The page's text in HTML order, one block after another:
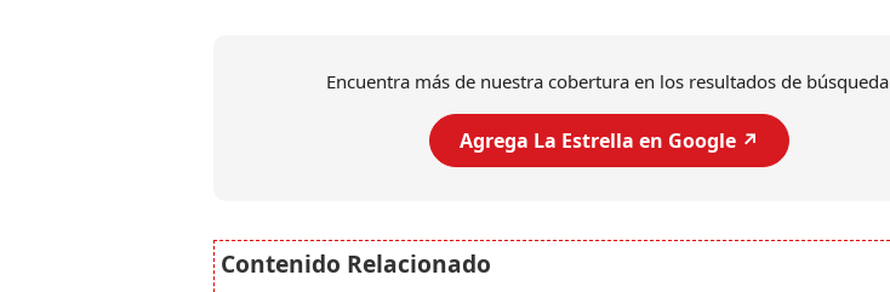
Encuentra más de nuestra cobertura en los resultados de
Agrega La Estrella en Google ↗️
El director de la Lotería
plan para modernizar